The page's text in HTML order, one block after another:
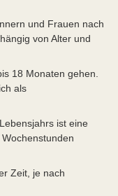
und Frauen nach
von Alter und
18 Monaten gehen.
als
ist eine
Zeit, je nach